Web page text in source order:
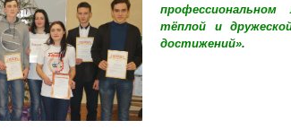
профессиональном
тёплой и
достижений».